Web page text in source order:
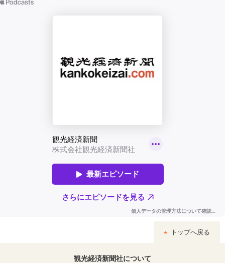
トップへ戻る
観光経済新聞社について